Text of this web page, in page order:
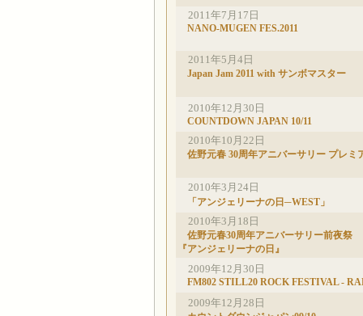
2011年7月17日
NANO-MUGEN FES.2011
2011年5月4日
Japan Jam 2011 with サンボマスター
2010年12月30日
COUNTDOWN JAPAN 10/11
2010年10月22日
佐野元春 30周年アニバーサリー プレミ
2010年3月24日
「アンジェリーナの日─WEST」
2010年3月18日
佐野元春30周年アニバーサリー前夜祭
『アンジェリーナの日』
2009年12月30日
FM802 STILL20 ROCK FESTIVAL -
2009年12月28日